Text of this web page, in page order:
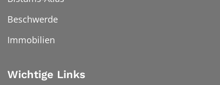
Beschwerde
Immobilien
Wichtige Links